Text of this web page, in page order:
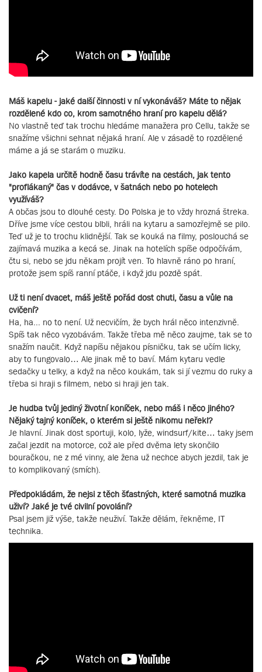
Máš kapelu - jaké další činnosti v ní vykonáváš? Máte to nějak
rozdělené kdo co, krom samotného hraní pro kapelu dělá?
No vlastně teď tak trochu hledáme manažera pro Cellu, takže se
snažíme všichni sehnat nějaká hraní. Ale v zásadě to rozdělené
máme a já se starám o muziku.
Jako kapela určitě hodně času trávíte na cestách, jak tento
"proflákaný" čas v dodávce, v šatnách nebo po hotelech
využíváš?
A občas jsou to dlouhé cesty. Do Polska je to vždy hrozná štreka.
Dříve jsme více cestou blbli, hráli na kytaru a samozřejmě se pilo.
Teď už je to trochu klidnější. Tak se kouká na filmy, poslouchá se
zajímavá muzika a kecá se. Jinak na hotelích spíše odpočívám,
čtu si, nebo se jdu někam projít ven. To hlavně ráno po hraní,
protože jsem spíš ranní ptáče, i když jdu pozdě spát.
Už ti není dvacet, máš ještě pořád dost chuti, času a vůle na
cvičení?
Ha, ha... no to není. Už necvičím, že bych hrál něco intenzivně.
Spíš tak něco vyzobávám. Takže třeba mě něco zaujme, tak se to
snažím naučit. Když napíšu nějakou písničku, tak se učím licky,
aby to fungovalo… Ale jinak mě to baví. Mám kytaru vedle
sedačky u telky, a když na něco koukám, tak si jí vezmu do ruky a
třeba si hraji s filmem, nebo si hraji jen tak.
Je hudba tvůj jediný životní koníček, nebo máš i něco jiného?
Nějaký tajný koníček, o kterém si ještě nikomu neřekl?
Je hlavní. Jinak dost sportuji, kolo, lyže, windsurf/kite… taky jsem
začal jezdit na motorce, což ale před dvěma lety skončilo
bouračkou, ne z mé vinny, ale žena už nechce abych jezdil, tak je
to komplikovaný (smích).
Předpokládám, že nejsi z těch šťastných, které samotná muzika
uživí? Jaké je tvé civilní povolání?
Psal jsem již výše, takže neuživí. Takže dělám, řekněme, IT
technika.